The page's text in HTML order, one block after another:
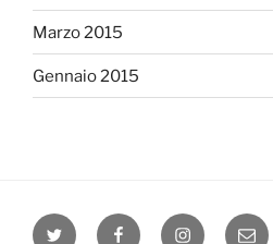
Marzo 2015
Gennaio 2015
twitter facebookinstagramemail